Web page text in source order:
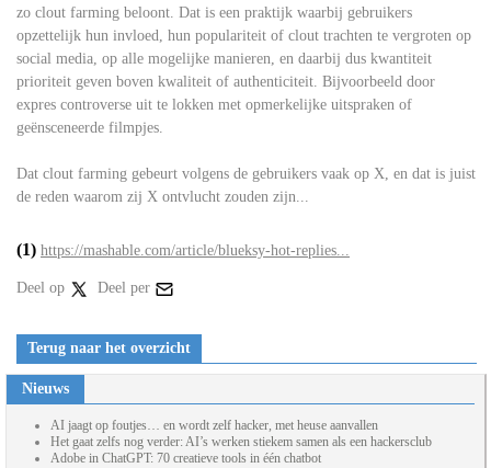
zo clout farming beloont. Dat is een praktijk waarbij gebruikers
opzettelijk hun invloed, hun populariteit of clout trachten te vergroten op
social media, op alle mogelijke manieren, en daarbij dus kwantiteit
prioriteit geven boven kwaliteit of authenticiteit. Bijvoorbeeld door
expres controverse uit te lokken met opmerkelijke uitspraken of
geënsceneerde filmpjes.
Dat clout farming gebeurt volgens de gebruikers vaak op X, en dat is juist
de reden waarom zij X ontvlucht zouden zijn...
(1) https://mashable.com/article/blueksy-hot-replies...
Deel op Deel per
Terug naar het overzicht
Nieuws
AI jaagt op foutjes… en wordt zelf hacker, met heuse aanvallen
Het gaat zelfs nog verder: AI’s werken stiekem samen als een hackersclub
Adobe in ChatGPT: 70 creatieve tools in één chatbot